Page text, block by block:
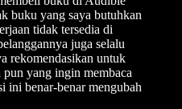
buku yang saya butuhkan
tidak tersedia di
juga selalu
rekomendasikan untuk
pun yang ingin membaca
ini benar-benar mengubah